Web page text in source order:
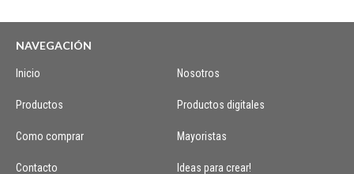
NAVEGACIÓN
Inicio Nosotros
Productos Productos digitales
Como comprar Mayoristas
Contacto Ideas para crear!